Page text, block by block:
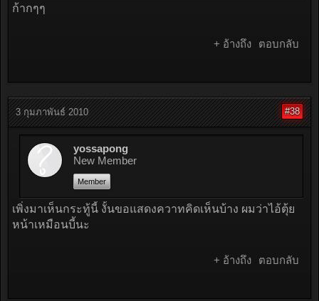
ก้ากๆๆ
+ อ้างถึง ตอบกลับ
3 กุมภาพันธ์ 2010 #38
yossapong
New Member
Member
เพิ่งมาเห็นกระทู้นี้ งั้นขอแสดงควาทคิดเห็นบ้าง ผมว่าไอ้ตุ้ย
หน้าเหมือนบี้นะ
+ อ้างถึง ตอบกลับ